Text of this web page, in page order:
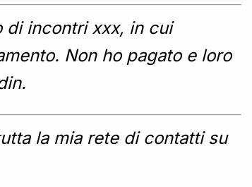
di incontri xxx, in cui
Non ho pagato e loro
la mia rete di contatti su